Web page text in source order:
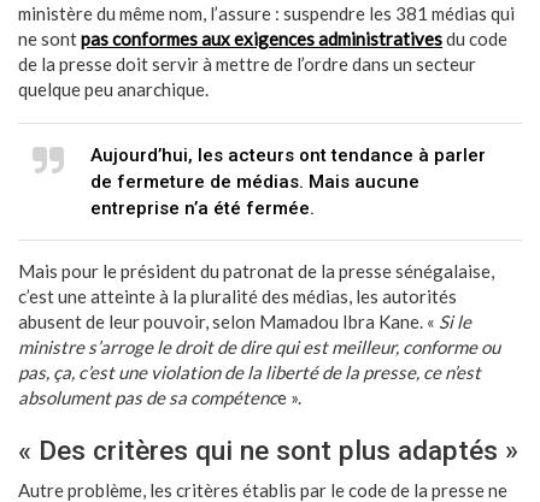
ministère du même nom, l’assure : suspendre les 381 médias qui
ne sontpas conformes aux exigences administrativesdu code
de la presse doit servir à mettre de l’ordre dans un secteur
quelque peu anarchique.
Aujourd’hui, les acteurs ont tendance à parler
de fermeture de médias. Mais aucune
entreprise n’a été fermée.
Mais pour le président du patronat de la presse sénégalaise,
c’est une atteinte à la pluralité des médias, les autorités
abusent de leur pouvoir, selon Mamadou Ibra Kane. « Si le
ministre s’arroge le droit de dire qui est meilleur, conforme ou
pas, ça, c’est une violation de la liberté de la presse, ce n’est
absolument pas de sa compétence ».
« Des critères qui ne sont plus adaptés »
Autre problème, les critères établis par le code de la presse ne